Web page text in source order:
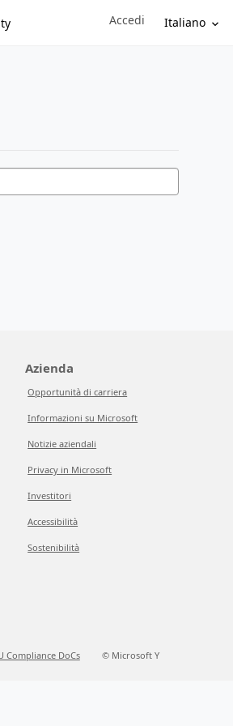
Sign in to your account
Accedi Italiano
Azienda
Opportunità di carriera
Informazioni su Microsoft
Notizie aziendali
Privacy in Microsoft
Investitori
Accessibilità
Sostenibilità
Compliance DoCs © Microsoft Y